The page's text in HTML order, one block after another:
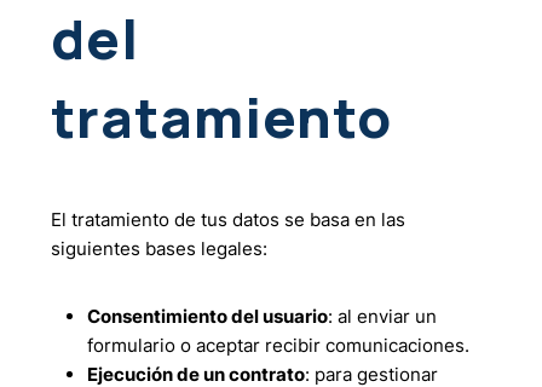
del
tratamiento
El tratamiento de tus datos se basa en las
siguientes bases legales:
Consentimiento del usuario: al enviar un
formulario o aceptar recibir comunicaciones.
Ejecución de un contrato: para gestionar